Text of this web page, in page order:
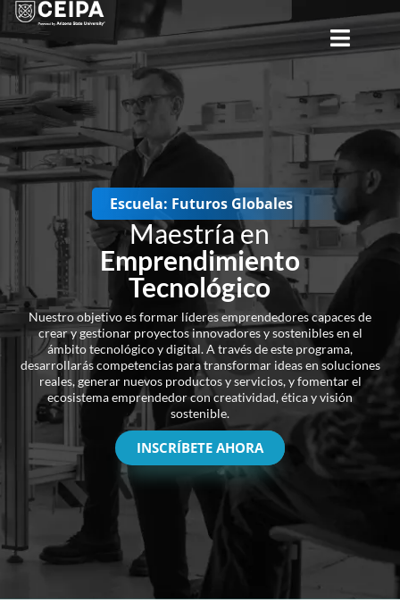
Escuela: Futuros Globales
Maestría en
Emprendimiento
Tecnológico
Nuestro objetivo es formar líderes emprendedores capaces de
crear y gestionar proyectos innovadores y sostenibles en el
ámbito tecnológico y digital. A través de este programa,
desarrollarás competencias para transformar ideas en soluciones
reales, generar nuevos productos y servicios, y fomentar el
ecosistema emprendedor con creatividad, ética y visión
sostenible.
INSCRÍBETE AHORA